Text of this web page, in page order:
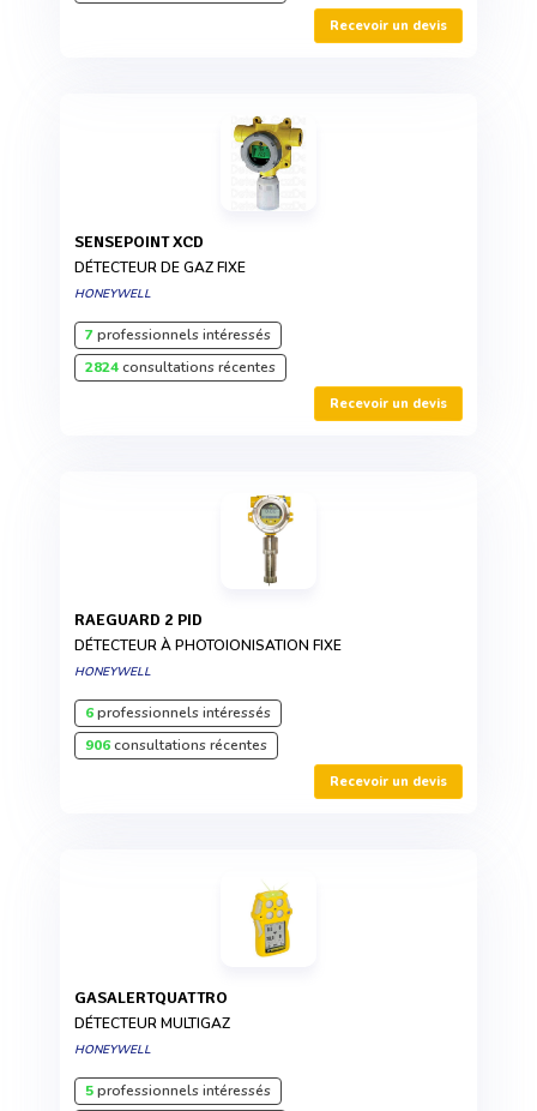
Recevoir un devis
SENSEPOINT XCD
DÉTECTEUR DE GAZ FIXE
HONEYWELL
7professionnels intéressés
2824consultations récentes
Recevoir un devis
RAEGUARD 2 PID
DÉTECTEUR À PHOTOIONISATION FIXE
HONEYWELL
6professionnels intéressés
906consultations récentes
Recevoir un devis
GASALERTQUATTRO
DÉTECTEUR MULTIGAZ
HONEYWELL
5professionnels intéressés